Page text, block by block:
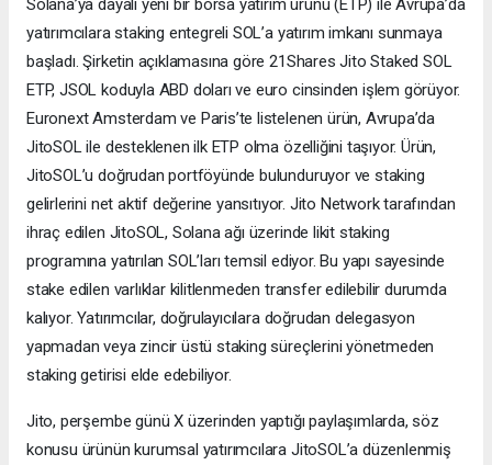
Solana’ya dayalı yeni bir borsa yatırım ürünü (ETP) ile Avrupa’da
yatırımcılara staking entegreli SOL’a yatırım imkanı sunmaya
başladı. Şirketin açıklamasına göre 21Shares Jito Staked SOL
ETP, JSOL koduyla ABD doları ve euro cinsinden işlem görüyor.
Euronext Amsterdam ve Paris’te listelenen ürün, Avrupa’da
JitoSOL ile desteklenen ilk ETP olma özelliğini taşıyor. Ürün,
JitoSOL’u doğrudan portföyünde bulunduruyor ve staking
gelirlerini net aktif değerine yansıtıyor. Jito Network tarafından
ihraç edilen JitoSOL, Solana ağı üzerinde likit staking
programına yatırılan SOL’ları temsil ediyor. Bu yapı sayesinde
stake edilen varlıklar kilitlenmeden transfer edilebilir durumda
kalıyor. Yatırımcılar, doğrulayıcılara doğrudan delegasyon
yapmadan veya zincir üstü staking süreçlerini yönetmeden
staking getirisi elde edebiliyor.
Jito, perşembe günü X üzerinden yaptığı paylaşımlarda, söz
konusu ürünün kurumsal yatırımcılara JitoSOL’a düzenlenmiş